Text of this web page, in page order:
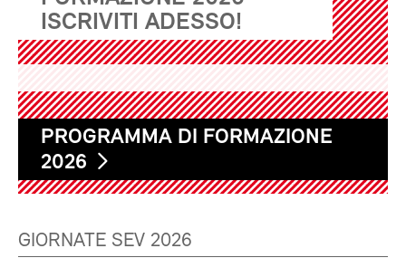
ISCRIVITI ADESSO!
PROGRAMMA DI FORMAZIONE
2026
GIORNATE SEV 2026